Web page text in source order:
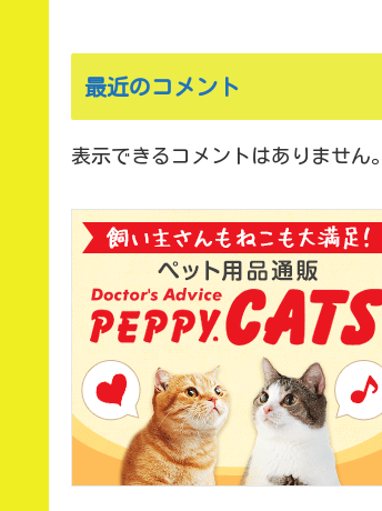
最近のコメント
表示できるコメントはありません。